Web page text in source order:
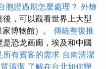
胞證過期怎麼處理？ 外燴
後，可以觀看世界上大型
博物館）。 傳統整復推
是恐龙画廊，埃及和中國
所有賓客的需求 台南清潔
清潔 了解在台北如何辦